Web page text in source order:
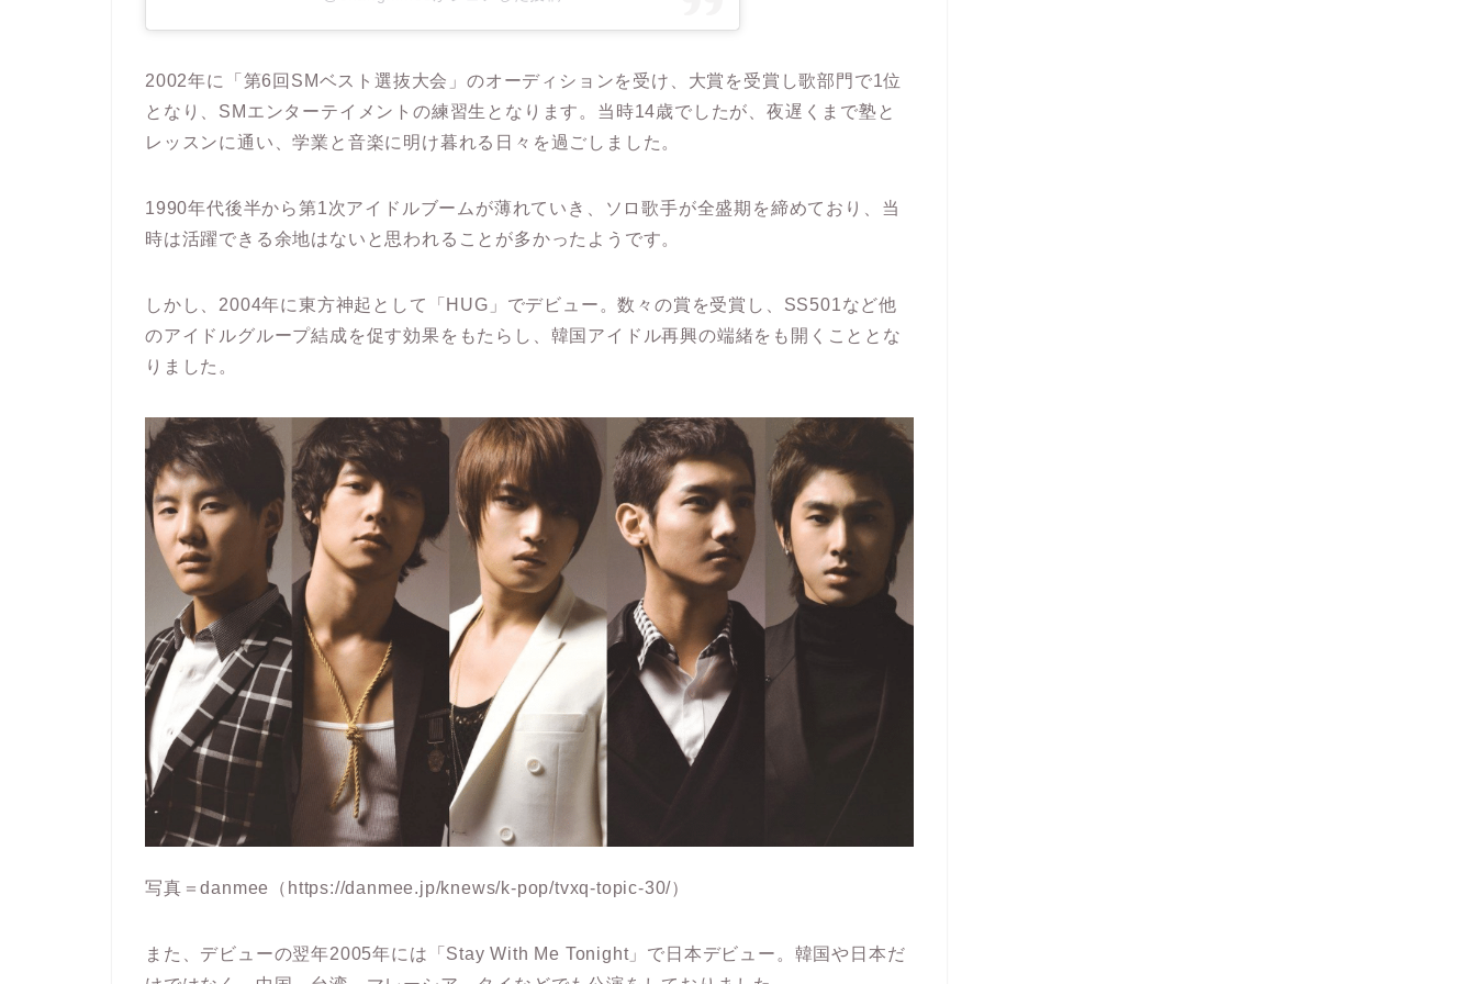
2002年に「第6回SMベスト選抜大会」のオーディションを受け、大賞を受賞し歌部門で1位
となり、SMエンターテイメントの練習生となります。当時14歳でしたが、夜遅くまで塾と
レッスンに通い、学業と音楽に明け暮れる日々を過ごしました。
1990年代後半から第1次アイドルブームが薄れていき、ソロ歌手が全盛期を締めており、当
時は活躍できる余地はないと思われることが多かったようです。
しかし、2004年に東方神起として「HUG」でデビュー。数々の賞を受賞し、SS501など他
のアイドルグループ結成を促す効果をもたらし、韓国アイドル再興の端緒をも開くこととな
りました。
写真＝danmee（https://danmee.jp/knews/k-pop/tvxq-topic-30/）
また、デビューの翌年2005年には「Stay With Me Tonight」で日本デビュー。韓国や日本だ